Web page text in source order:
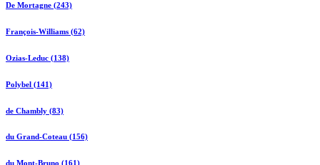
De Mortagne (243)
François-Williams (62)
Ozias-Leduc (138)
Polybel (141)
de Chambly (83)
du Grand-Coteau (156)
du Mont-Bruno (161)